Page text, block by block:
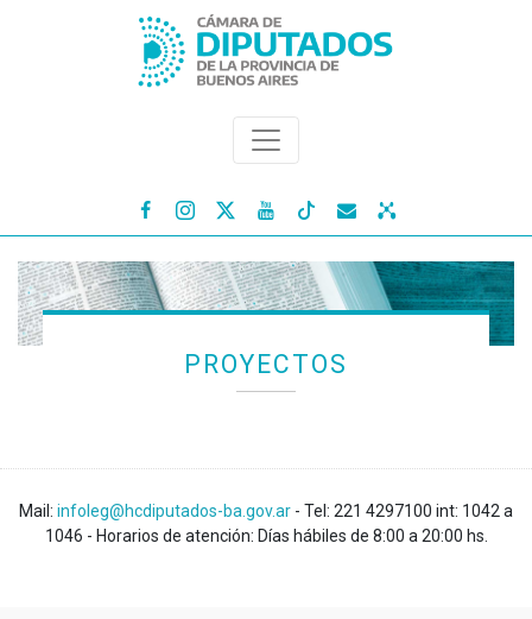
   
PROYECTOS
Mail: infoleg@hcdiputados-ba.gov.ar - Tel: 221 4297100 int: 1042 a
1046 - Horarios de atención: Días hábiles de 8:00 a 20:00 hs.